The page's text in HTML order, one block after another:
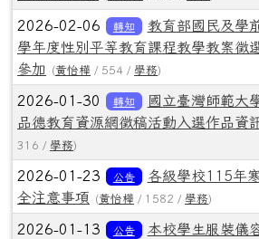
2026-02-06 轉知
教育部國民及學
學年度性別平等教育課程教學教案徵
參加
(黃怡樺 / 554 / 學務)
2026-01-30 轉知
國立臺灣師範大
品德教育資源網徵稿活動入選作品資
316 / 學務)
2026-01-23 公告
各級學校115年
全注意事項
(黃怡樺 / 1582 / 學務)
2026-01-13 公告 本校學生服裝儀